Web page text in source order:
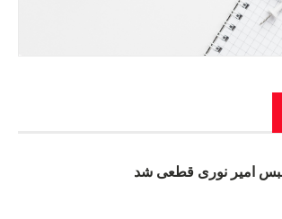
امیر نوری قطعی شد